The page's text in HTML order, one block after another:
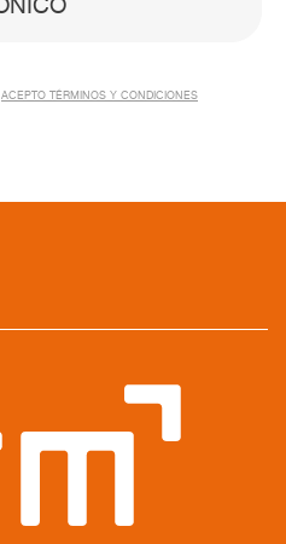
ACEPTO TÉRMINOS Y CONDICIONES